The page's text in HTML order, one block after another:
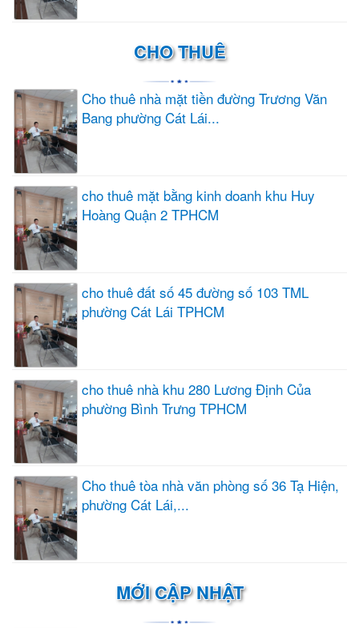
CHO THUÊ
Cho thuê nhà mặt tiền đường Trương Văn
Bang phường Cát Lái...
cho thuê mặt bằng kinh doanh khu Huy
Hoàng Quận 2 TPHCM
cho thuê đất số 45 đường số 103 TML
phường Cát Lái TPHCM
cho thuê nhà khu 280 Lương Định Của
phường Bình Trưng TPHCM
Cho thuê tòa nhà văn phòng số 36 Tạ Hiện,
phường Cát Lái,...
MỚI CẬP NHẬT